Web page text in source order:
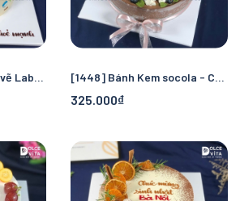
[1486] (90) Bánh kem vẽ Labubu - món quà dễ thương cho bé yêu [1448] Bánh Kem socola - Chocolate mousse trang trí hoa và việt quất (20-30-50-60)
325.000₫